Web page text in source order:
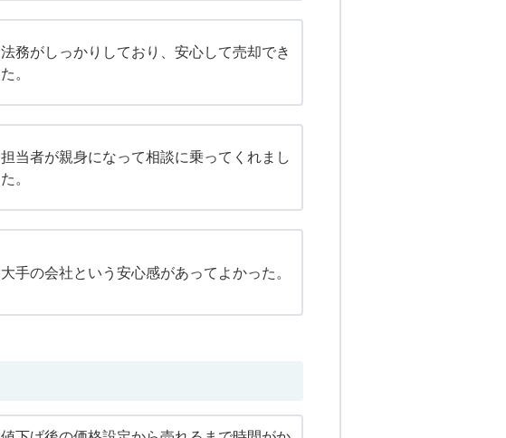
法務がしっかりしており、安心して売却でき
た。
担当者が親身になって相談に乗ってくれまし
た。
大手の会社という安心感があってよかった。